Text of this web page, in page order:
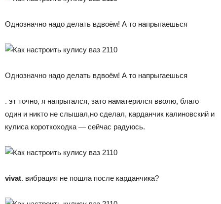
Однозначно надо делать вдвоём! А то напрыгаешься
Однозначно надо делать вдвоём! А то напрыгаешься
. эт точно, я напрыгался, зато наматерился вволю, благо
один и никто не слышал,но сделал, карданчик калиновский и
кулиса короткоходка — сейчас радуюсь.
vivat. вибрация не пошла после карданчика?